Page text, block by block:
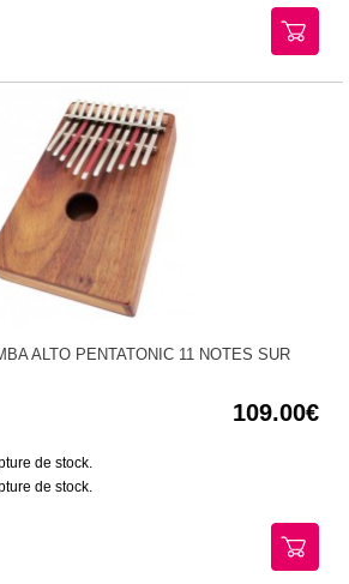
ALTO PENTATONIC 11 NOTES SUR
109.00
de stock.
de stock.